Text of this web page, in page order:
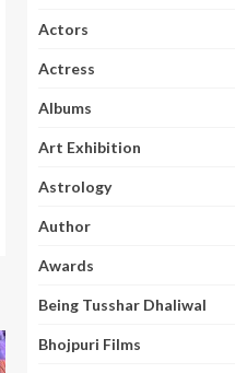
Actors
Actress
Albums
Art Exhibition
Astrology
Author
Awards
Being Tusshar Dhaliwal
Bhojpuri Films